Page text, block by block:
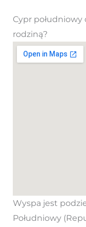
Cypr południowy
rodziną?
Wyspa jest
Południowy